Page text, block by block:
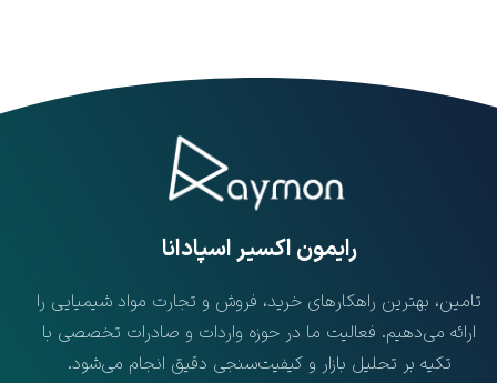
تامین، بهترین راهکارهای خرید، فروش و تجارت مواد شیمیایی را
ارائه می‌دهیم. فعالیت ما در حوزه واردات و صادرات تخصصی با
تکیه بر تحلیل بازار و کیفیت‌سنجی دقیق انجام می‌شود.
​رایمون اکسیر اسپادانا